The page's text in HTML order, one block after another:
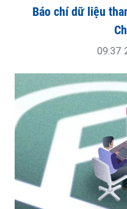
Báo chí dữ liệu
09:37